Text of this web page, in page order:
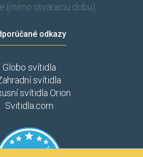
(mimo otváraciu dobu).
odkazy
Globo svítidla
svítidla
svítidla Orion
Svitidla.com